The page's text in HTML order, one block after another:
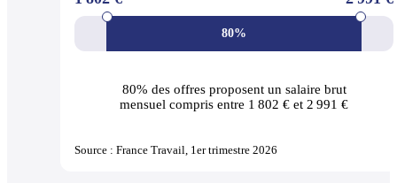
80%
80% des offresproposent un salaire brut
mensuel compris entre 1 802 € et 2 991 €
Source : France Travail, 1er trimestre 2026